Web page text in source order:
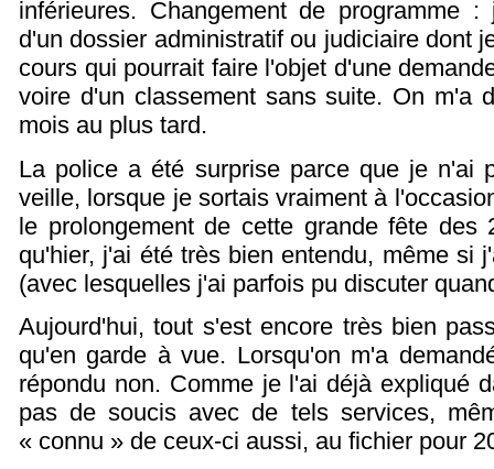
inférieures. Changement de programme
d'un dossier administratif ou judiciaire dont
cours qui pourrait faire l'objet d'une
voire d'un classement sans suite. On m'a
mois au plus tard.
La police a été surprise parce que je n'ai
veille, lorsque je sortais vraiment à
le prolongement de cette grande fête
qu'hier, j'ai été très bien entendu, même si
(avec lesquelles j'ai parfois pu discuter
Aujourd'hui, tout s'est encore très bien
qu'en garde à vue. Lorsqu'on m'a
répondu non. Comme je l'ai déjà expliqué
pas de soucis avec de tels services,
« connu » de ceux-ci aussi, au fichier pour